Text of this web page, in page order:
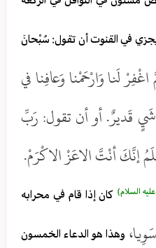
في القنوت أن تقول: سُبْحانَ
اغْفِرْ لَنا وَارْحَمْنا وَعافِنا في
شَيٍ قَديرٌ. أو أن تقول: رَبِّ
إنَّكَ أنْتَّ الاعَزْ الاكْرَمْ.
السلام) كان إذا قام في محرابه
وهذا هو الدعاء الخمسون